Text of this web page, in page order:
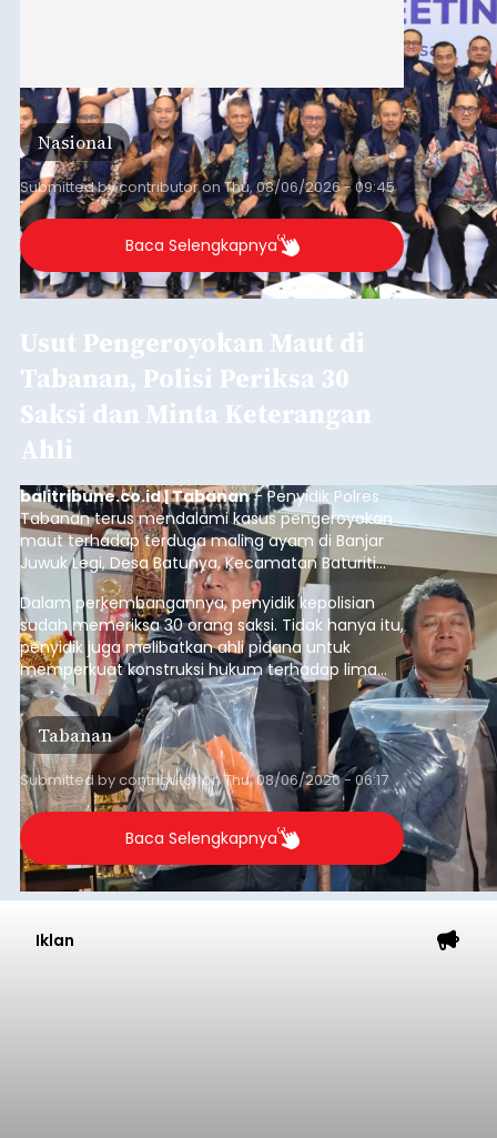
Nasional
Submitted bycontributoron Thu, 08/06/2026 - 09:45
Baca Selengkapnya
Usut Pengeroyokan Maut di
Tabanan, Polisi Periksa 30
Saksi dan Minta Keterangan
Ahli
balitribune.co.id | Tabanan- Penyidik Polres
Tabanan terus mendalami kasus pengeroyokan
maut terhadap terduga maling ayam di Banjar
Juwuk Legi, Desa Batunya, Kecamatan Baturiti
yang terjadi beberapa waktu lalu.
Dalam perkembangannya, penyidik kepolisian
sudah memeriksa 30 orang saksi. Tidak hanya itu,
penyidik juga melibatkan ahli pidana untuk
memperkuat konstruksi hukum terhadap lima
orang tersangka yang saat ini ditahan.
Tabanan
Submitted bycontributoronThu, 08/06/2026 - 06:17
Baca Selengkapnya
Iklan